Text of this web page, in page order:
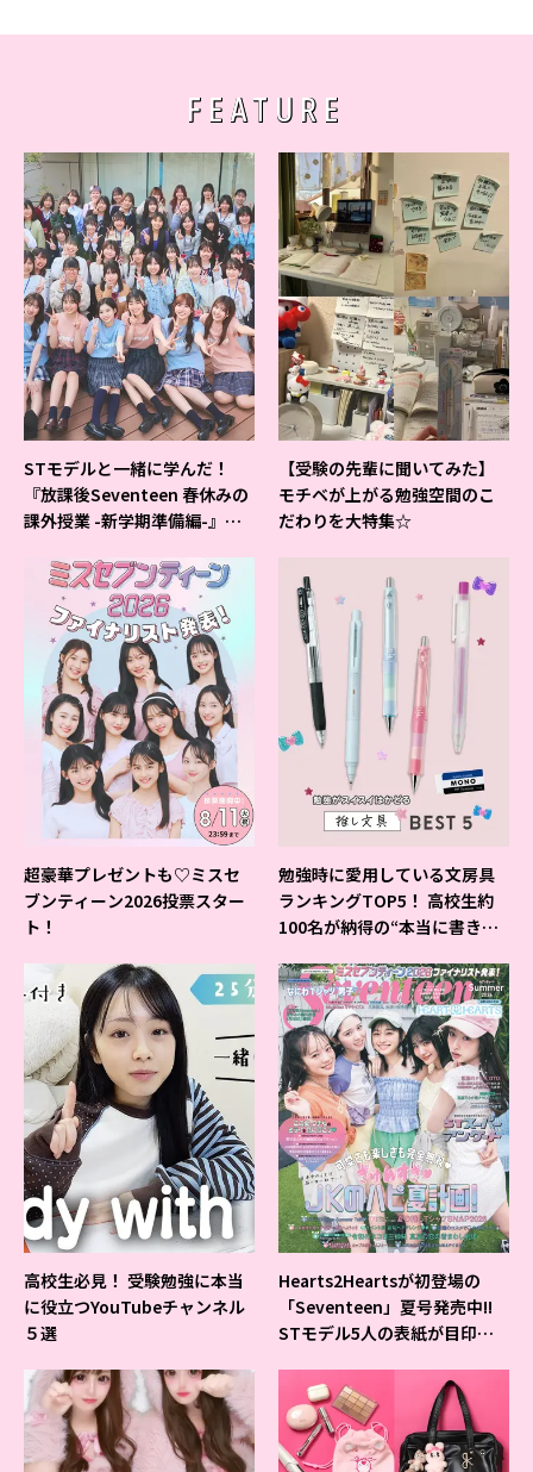
FEATURE
STモデルと一緒に学んだ！
『放課後Seventeen 春休みの
課外授業 -新学期準備編-』イ
【受験の先輩に聞いてみた】
モチベが上がる勉強空間のこ
だわりを大特集☆
超豪華プレゼントも♡ミスセ
ブンティーン2026投票スター
ト！
勉強時に愛用している文房具
ランキングTOP5！ 高校生約
100名が納得の“本当に書きや
高校生必見！ 受験勉強に本当
に役立つYouTubeチャンネル
５選
Hearts2Heartsが初登場の
「Seventeen」夏号発売中!!
STモデル5人の表紙が目印だ